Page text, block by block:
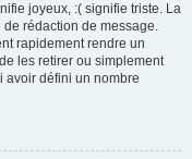
joyeux, :( signifie triste. La
de rédaction de message.
rapidement rendre un
les retirer ou simplement
avoir défini un nombre